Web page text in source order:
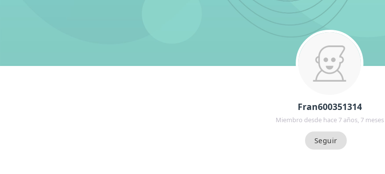
Fran600351314
Miembro desde hace 7 años, 7 meses